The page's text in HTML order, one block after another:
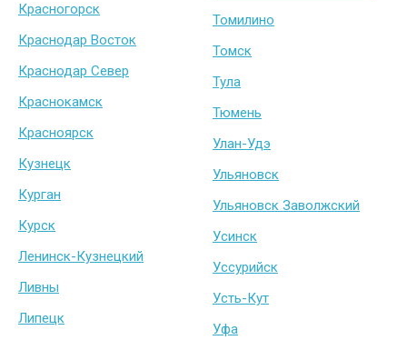
Красногорск
Краснодар Восток
Краснодар Север
Краснокамск
Красноярск
Кузнецк
Курган
Курск
Ленинск-Кузнецкий
Ливны
Липецк
Томилино
Томск
Тула
Тюмень
Улан-Удэ
Ульяновск
Ульяновск Заволжский
Усинск
Уссурийск
Усть-Кут
Уфа